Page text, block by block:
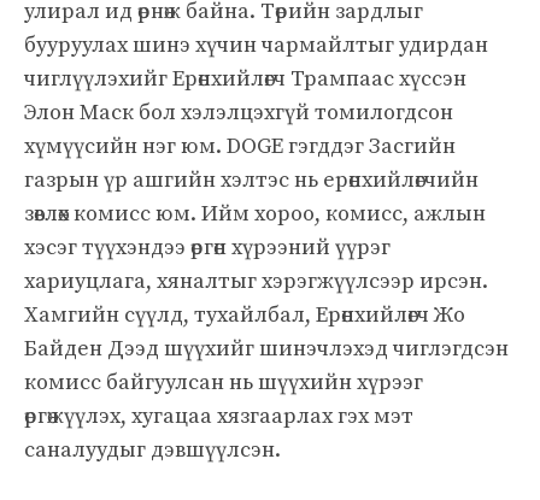
улирал ид өрнөж байна. Төрийн зардлыг
бууруулах шинэ хүчин чармайлтыг удирдан
чиглүүлэхийг Ерөнхийлөгч Трампаас хүссэн
Элон Маск бол хэлэлцэхгүй томилогдсон
хүмүүсийн нэг юм. DOGE гэгддэг Засгийн
газрын үр ашгийн хэлтэс нь ерөнхийлөгчийн
зөвлөх комисс юм. Ийм хороо, комисс, ажлын
хэсэг түүхэндээ өргөн хүрээний үүрэг
хариуцлага, хяналтыг хэрэгжүүлсээр ирсэн.
Хамгийн сүүлд, тухайлбал, Ерөнхийлөгч Жо
Байден Дээд шүүхийг шинэчлэхэд чиглэгдсэн
комисс байгуулсан нь шүүхийн хүрээг
өргөжүүлэх, хугацаа хязгаарлах гэх мэт
саналуудыг дэвшүүлсэн.